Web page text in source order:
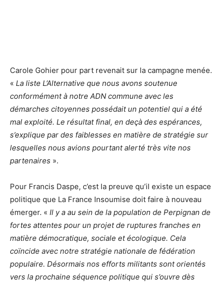
Carole Gohier pour part revenait sur la campagne menée.
« La liste L’Alternative que nous avons soutenue
conformément à notre ADN commune avec les
démarches citoyennes possédait un potentiel qui a été
mal exploité. Le résultat final, en deçà des espérances,
s’explique par des faiblesses en matière de stratégie sur
lesquelles nous avions pourtant alerté très vite nos
partenaires ».
Pour Francis Daspe, c’est la preuve qu’il existe un espace
politique que La France Insoumise doit faire à nouveau
émerger. « Il y a au sein de la population de Perpignan de
fortes attentes pour un projet de ruptures franches en
matière démocratique, sociale et écologique. Cela
coïncide avec notre stratégie nationale de fédération
populaire. Désormais nos efforts militants sont orientés
vers la prochaine séquence politique qui s’ouvre dès